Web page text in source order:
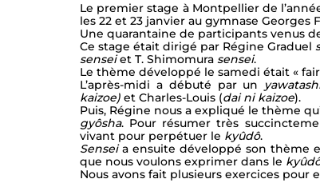
Le premier stage à Montpellier de
les 22 et 23 janvier au gymnase Georges
Une quarantaine de participants venus
Ce stage était dirigé par Régine Graduel
sensei et T. Shimomura sensei.
Le thème développé le samedi était «
L’après-midi a débuté par un
kaizoe) et Charles-Louis (dai ni kaizoe).
Puis, Régine nous a expliqué le thème
gyôsha. Pour résumer très
vivant pour perpétuer le kyûdô.
Sensei a ensuite développé son thème
que nous voulons exprimer dans le
Nous avons fait plusieurs exercices pour